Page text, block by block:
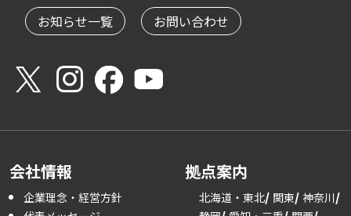
お知らせ一覧 お問い合わせ
会社情報
企業理念・経営方針
拠点案内
北海道・東北 関東 神奈川